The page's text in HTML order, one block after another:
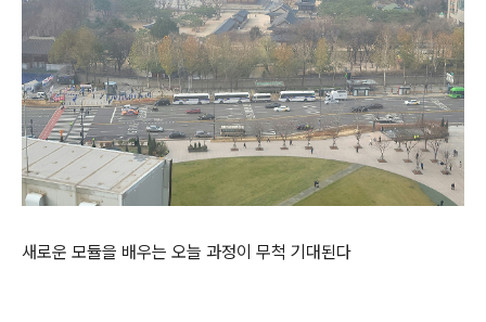
새로운 모듈을 배우는 오늘 과정이 무척 기대된다